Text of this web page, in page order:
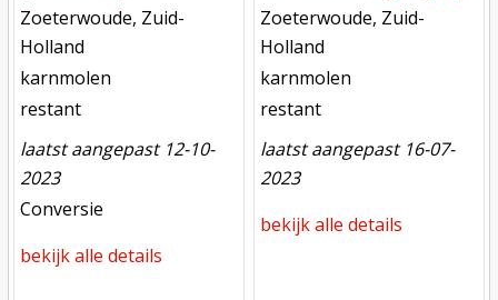
locatie
Zoeterwoude, Zuid-
Holland
functie
karnmolen
toestand
restant
laatst aangepast 12-10-
2023
meest recente aanpassing
Conversie
bekijk alle details
locatie
Zoeterwoude, Zuid-
Holland
functie
karnmolen
toestand
restant
laatst aangepast 16-07-
2023
bekijk alle details